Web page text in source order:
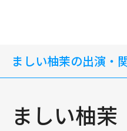
ましい柚茉の出演・
ましい柚茉